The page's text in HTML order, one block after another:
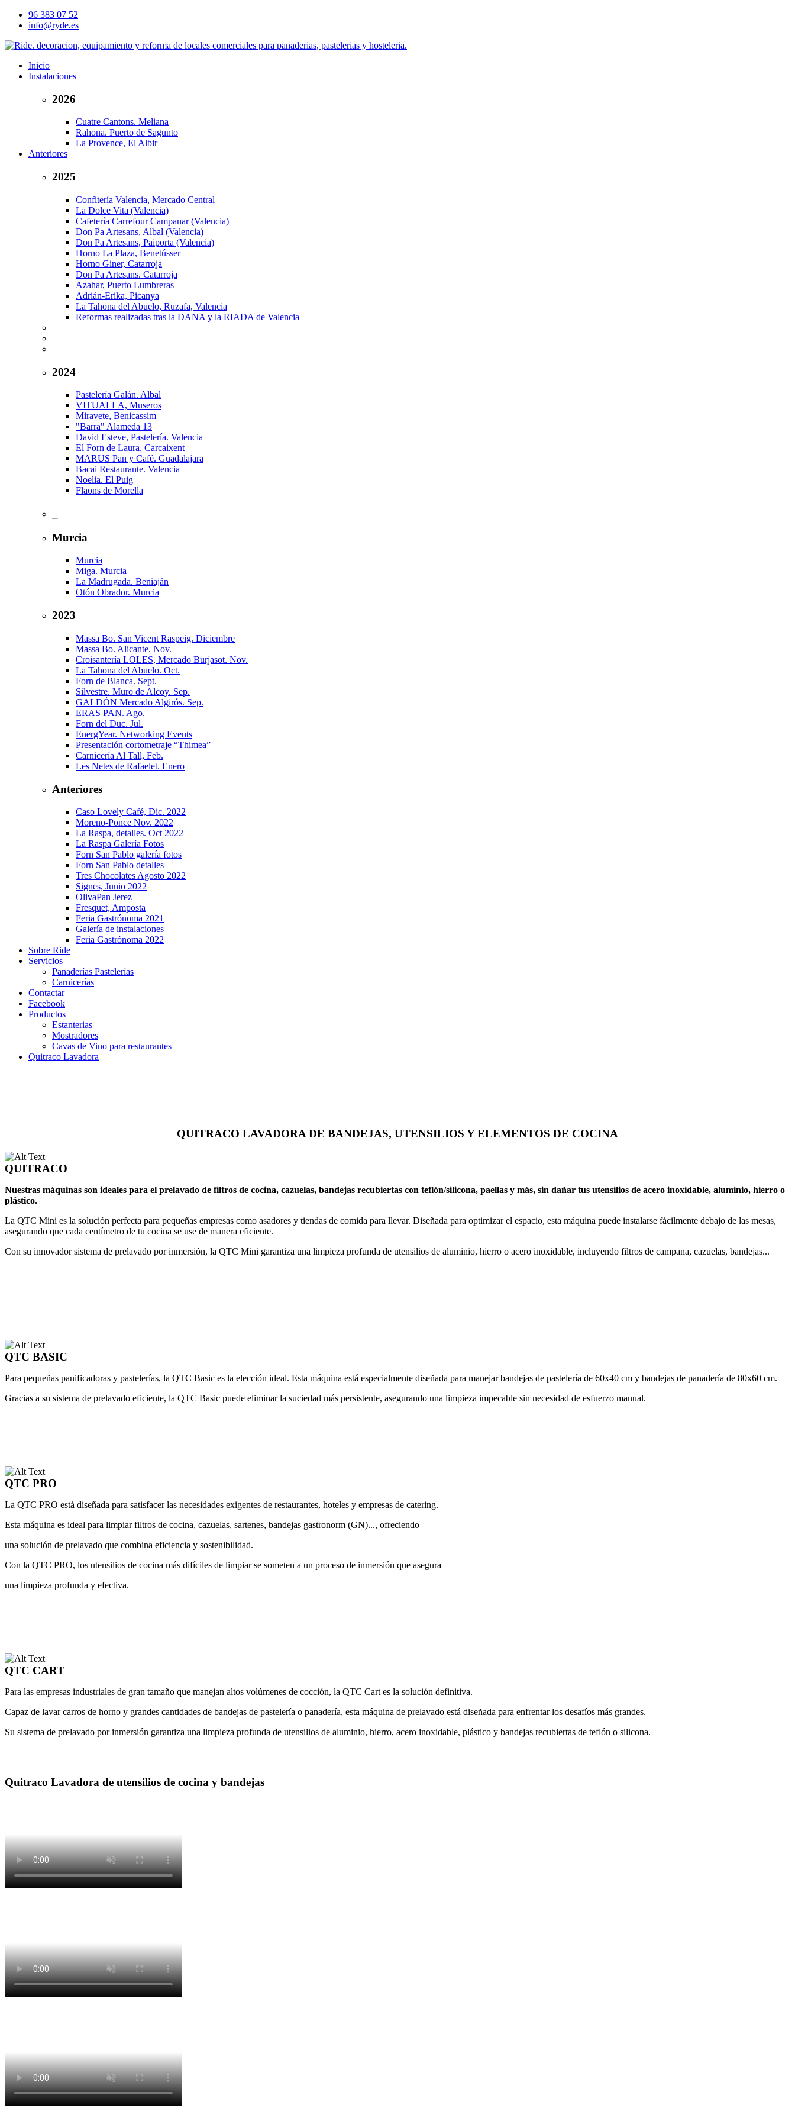
96 383 07 52
info@ryde.es
Inicio
Instalaciones
2026
Cuatre Cantons. Meliana
Rahona. Puerto de Sagunto
La Provence, El Albir
Anteriores
2025
Confitería Valencia, Mercado Central
La Dolce Vita (Valencia)
Cafetería Carrefour Campanar (Valencia)
Don Pa Artesans, Albal (Valencia)
Don Pa Artesans, Paiporta (Valencia)
Horno La Plaza, Benetússer
Horno Giner, Catarroja
Don Pa Artesans. Catarroja
Azahar, Puerto Lumbreras
Adrián-Erika, Picanya
La Tahona del Abuelo, Ruzafa, Valencia
Reformas realizadas tras la DANA y la RIADA de Valencia
2024
Pastelería Galán. Albal
VITUALLA, Museros
Miravete, Benicassim
"Barra" Alameda 13
David Esteve, Pastelería. Valencia
El Forn de Laura, Carcaixent
MARUS Pan y Café. Guadalajara
Bacai Restaurante. Valencia
Noelia. El Puig
Flaons de Morella
Murcia
Murcia
Miga. Murcia
La Madrugada. Beniaján
Otón Obrador. Murcia
2023
Massa Bo. San Vicent Raspeig. Diciembre
Massa Bo. Alicante. Nov.
Croisantería LOLES, Mercado Burjasot. Nov.
La Tahona del Abuelo. Oct.
Forn de Blanca. Sept.
Silvestre. Muro de Alcoy. Sep.
GALDÓN Mercado Algirós. Sep.
ERAS PAN. Ago.
Forn del Duc. Jul.
EnergYear. Networking Events
Presentación cortometraje “Thimea”
Carnicería Al Tall, Feb.
Les Netes de Rafaelet. Enero
Anteriores
Caso Lovely Café, Dic. 2022
Moreno-Ponce Nov. 2022
La Raspa, detalles. Oct 2022
La Raspa Galería Fotos
Forn San Pablo galería fotos
Forn San Pablo detalles
Tres Chocolates Agosto 2022
Signes, Junio 2022
OlivaPan Jerez
Fresquet, Amposta
Feria Gastrónoma 2021
Galería de instalaciones
Feria Gastrónoma 2022
Sobre Ride
Servicios
Panaderías Pastelerías
Carnicerías
Contactar
Facebook
Productos
Estanterias
Mostradores
Cavas de Vino para restaurantes
Quitraco Lavadora
QUITRACO LAVADORA DE BANDEJAS, UTENSILIOS Y ELEMENTOS DE COCINA
QUITRACO
Nuestras máquinas son ideales para el prelavado de filtros de cocina, cazuelas, bandejas recubiertas con teflón/silicona, paellas y más, sin dañar tus utensilios de acero inoxidable, aluminio, hierro o
plástico.
La QTC Mini es la solución perfecta para pequeñas empresas como asadores y tiendas de comida para llevar. Diseñada para optimizar el espacio, esta máquina puede instalarse fácilmente debajo de las mesas,
asegurando que cada centímetro de tu cocina se use de manera eficiente.
Con su innovador sistema de prelavado por inmersión, la QTC Mini garantiza una limpieza profunda de utensilios de aluminio, hierro o acero inoxidable, incluyendo filtros de campana, cazuelas, bandejas...
QTC BASIC
Para pequeñas panificadoras y pastelerías, la QTC Basic es la elección ideal. Esta máquina está especialmente diseñada para manejar bandejas de pastelería de 60x40 cm y bandejas de panadería de 80x60 cm.
Gracias a su sistema de prelavado eficiente, la QTC Basic puede eliminar la suciedad más persistente, asegurando una limpieza impecable sin necesidad de esfuerzo manual.
QTC PRO
La QTC PRO está diseñada para satisfacer las necesidades exigentes de restaurantes, hoteles y empresas de catering.
Esta máquina es ideal para limpiar filtros de cocina, cazuelas, sartenes, bandejas gastronorm (GN)..., ofreciendo
una solución de prelavado que combina eficiencia y sostenibilidad.
Con la QTC PRO, los utensilios de cocina más difíciles de limpiar se someten a un proceso de inmersión que asegura
una limpieza profunda y efectiva.
QTC CART
Para las empresas industriales de gran tamaño que manejan altos volúmenes de cocción, la QTC Cart es la solución definitiva.
Capaz de lavar carros de horno y grandes cantidades de bandejas de pastelería o panadería, esta máquina de prelavado está diseñada para enfrentar los desafíos más grandes.
Su sistema de prelavado por inmersión garantiza una limpieza profunda de utensilios de aluminio, hierro, acero inoxidable, plástico y bandejas recubiertas de teflón o silicona.
Quitraco Lavadora de utensilios de cocina y bandejas